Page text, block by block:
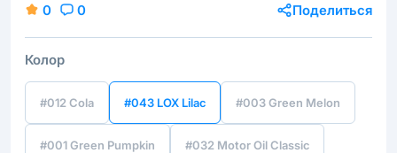
0 0 Поделиться
Колор
#012 Cola #043 LOX Lilac #003 Green Melon
#001 Green Pumpkin #032 Motor Oil Classic